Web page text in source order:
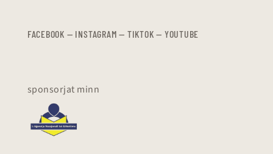
FACEBOOK — INSTAGRAM — TIKTOK — YOUTUBE
sponsorjat minn